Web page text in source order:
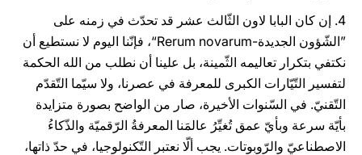
4. إن كان البابا لاون الثّالث عشر قد تحدّث في زمنه على
”الشّؤون الجديدة-Rerum novarum“، فإنّنا اليوم لا نستطيع أن
نكتفي بتكرار تعاليمه الثّمينة، بل علينا أن نطلب من الله الحكمة
لتفسير التّيّارات الكبرى للمعرفة في عصرنا، ولا سيّما التّقدّم
التّقنيّ. في السّنوات الأخيرة، صار من الواضح بصورة متزايدة
بأيّة سرعة وبأيّ عمق تُغيِّرُ عالمَنا المعرفةُ الرّقميّة والذّكاءُ
الاصطناعيّ والرّوبوتات. يجب ألّا نعتبر التّكنولوجيا، في حدّ ذاتها،